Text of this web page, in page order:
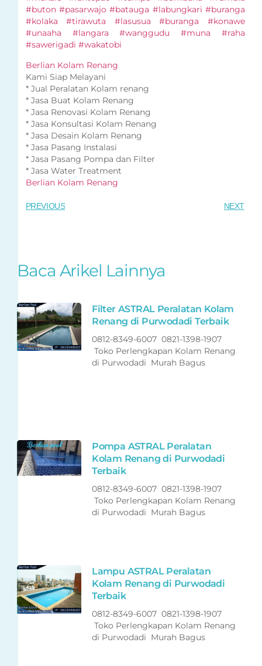
#buton #pasarwajo #batauga #labungkari #buranga
#kolaka #tirawuta #lasusua #buranga #konawe
#unaaha #langara #wanggudu #muna #raha
#sawerigadi #wakatobi
Berlian Kolam Renang
Kami Siap Melayani
* Jual Peralatan Kolam renang
* Jasa Buat Kolam Renang
* Jasa Renovasi Kolam Renang
* Jasa Konsultasi Kolam Renang
* Jasa Desain Kolam Renang
* Jasa Pasang Instalasi
* Jasa Pasang Pompa dan Filter
* Jasa Water Treatment
Berlian Kolam Renang
PREVIOUS NEXT
Baca Arikel Lainnya
Filter ASTRAL Peralatan Kolam
Renang di Purwodadi Terbaik
0812-8349-6007 0821-1398-1907
Toko Perlengkapan Kolam Renang
di Purwodadi Murah Bagus
Pompa ASTRAL Peralatan
Kolam Renang di Purwodadi
Terbaik
0812-8349-6007 0821-1398-1907
Toko Perlengkapan Kolam Renang
di Purwodadi Murah Bagus
Lampu ASTRAL Peralatan
Kolam Renang di Purwodadi
Terbaik
0812-8349-6007 0821-1398-1907
Toko Perlengkapan Kolam Renang
di Purwodadi Murah Bagus